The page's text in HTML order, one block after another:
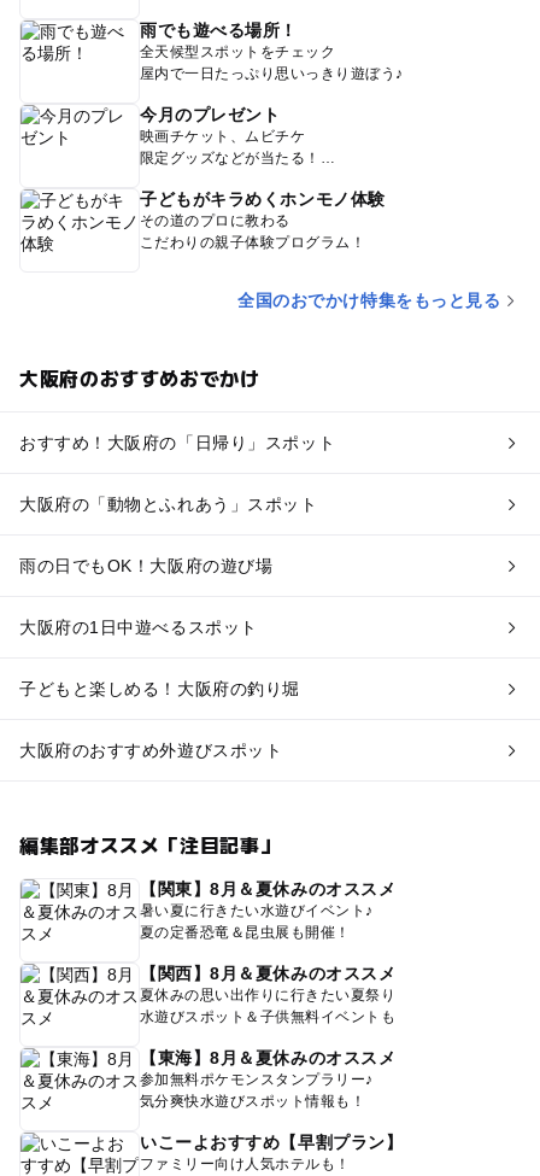
雨でも遊べる場所！
全天候型スポットをチェック
屋内で一日たっぷり思いっきり遊ぼう♪
今月のプレゼント
映画チケット、ムビチケ
限定グッズなどが当たる！
子どもがキラめくホンモノ体験
その道のプロに教わる
こだわりの親子体験プログラム！
全国のおでかけ特集をもっと見る
大阪府のおすすめおでかけ
おすすめ！大阪府の「日帰り」スポット
大阪府の「動物とふれあう」スポット
雨の日でもOK！大阪府の遊び場
大阪府の1日中遊べるスポット
子どもと楽しめる！大阪府の釣り堀
大阪府のおすすめ外遊びスポット
編集部オススメ「注目記事」
【関東】8月＆夏休みのオススメ
暑い夏に行きたい水遊びイベント♪
夏の定番恐竜＆昆虫展も開催！
【関西】8月＆夏休みのオススメ
夏休みの思い出作りに行きたい夏祭り
水遊びスポット＆子供無料イベントも
【東海】8月＆夏休みのオススメ
参加無料ポケモンスタンプラリー♪
気分爽快水遊びスポット情報も！
いこーよおすすめ【早割プラン】
ファミリー向け人気ホテルも！